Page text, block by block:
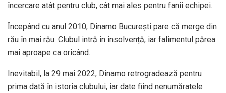
încercare atât pentru club, cât mai ales pentru fanii echipei.
Începând cu anul 2010, Dinamo București pare că merge din
rău în mai rău. Clubul intră în insolvență, iar falimentul părea
mai aproape ca oricând.
Inevitabil, la 29 mai 2022, Dinamo retrogradează pentru
prima dată în istoria clubului, iar date fiind nenumăratele